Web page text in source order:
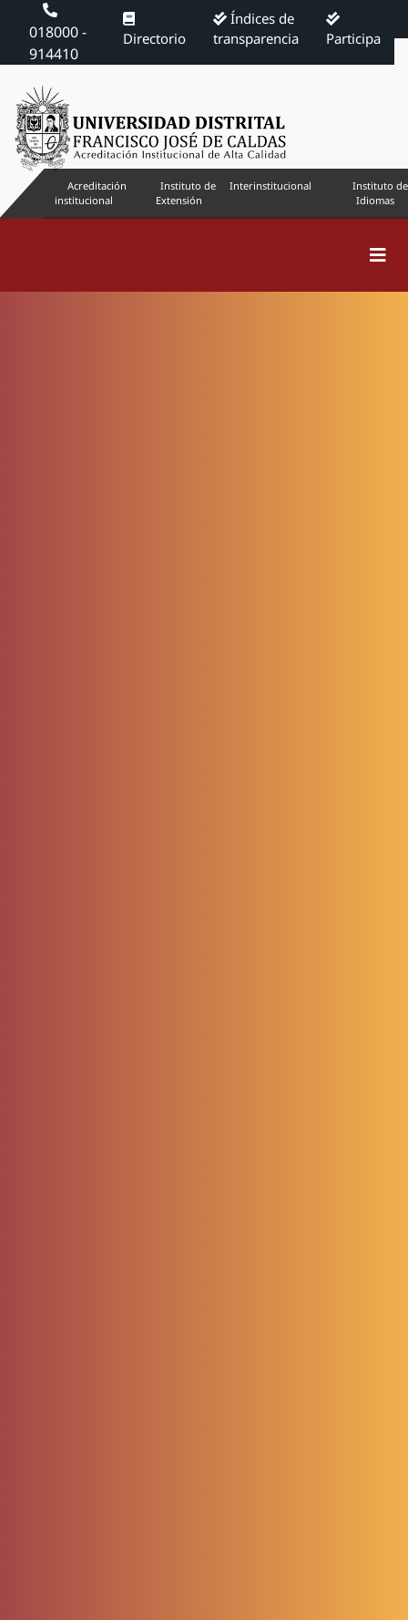
018000 -
914410
Directorio
Índices de
transparencia
Participa
Acreditación
institucional
Instituto de
Extensión
Interinstitucional
Instituto de
Idiomas